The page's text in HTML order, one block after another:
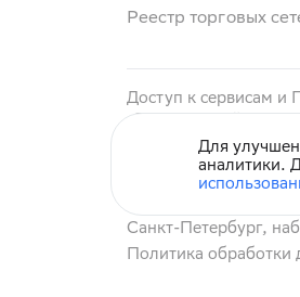
Реестр торговых
Доступ к сервисам и
«Электронный
сервис «Сфера
Санкт-Петербург,
Политика обработки
Для
аналитики.